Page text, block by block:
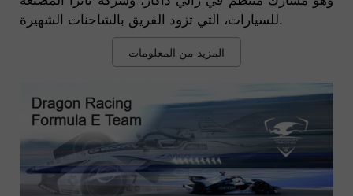
للسيارات، التي تزود الفريق بالشاحنات الشهيرة.
المزيد من المعلومات